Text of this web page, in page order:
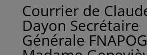
Courrier de
Dayon Secrétaire
Générale